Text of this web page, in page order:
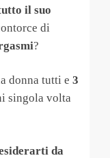
il suo
di
?
donna tutti e 3
singola volta
da